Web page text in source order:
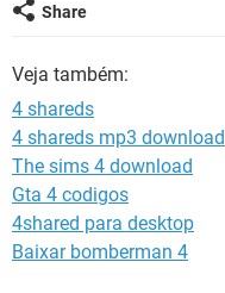
Share
Veja também:
4 shareds
4 shareds mp3 download
The sims 4 download
Gta 4 codigos
4shared para desktop
Baixar bomberman 4